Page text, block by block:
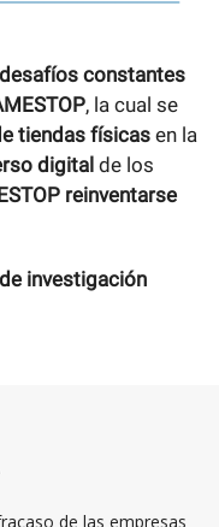
desafíos constantes
, la cual se
tiendas físicas en la
digital de los
reinventarse
investigación
de las empresas